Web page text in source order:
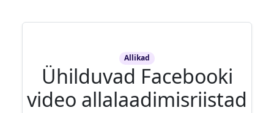
Allikad
Ühilduvad Facebooki
video allalaadimisriistad